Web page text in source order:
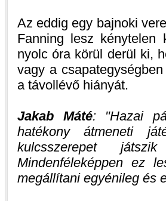
Az eddig egy bajnoki
Fanning lesz kénytelen
nyolc óra körül derül ki,
vagy a
a távollévő hiányát.
Jakab Máté:
Hazai
hatékony átmeneti
kulcsszerepet
Mindenféleképpen ez
megállítani egyénileg és